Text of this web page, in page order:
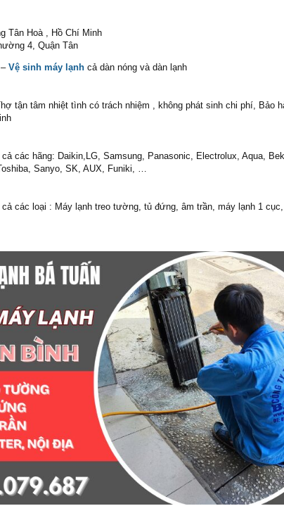
Tân Hoà , Hồ Chí Minh
4, Quận Tân
Vệ sinh máy lạnh cả dàn nóng và dàn lạnh
tận tâm nhiệt tình có trách nhiệm , không phát sinh chi phí, Bảo
các hãng: Daikin,LG, Samsung, Panasonic, Electrolux, Aqua,
Sanyo, SK, AUX, Funiki, …
các loại : Máy lạnh treo tường, tủ đứng, âm trần, máy lạnh 1